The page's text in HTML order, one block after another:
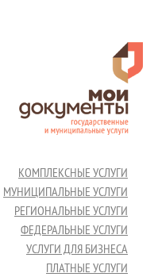
КОМПЛЕКСНЫЕ УСЛУГИ
МУНИЦИПАЛЬНЫЕ УСЛУГИ
РЕГИОНАЛЬНЫЕ УСЛУГИ
ФЕДЕРАЛЬНЫЕ УСЛУГИ
УСЛУГИ ДЛЯ БИЗНЕСА
ПЛАТНЫЕ УСЛУГИ